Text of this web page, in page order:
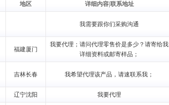
务等各项专业培训。
、礼品等。
持
地区 详细内容|联系地址
我需要跟你们采购沟通
福建厦门
我要代理；请问代理零售价是多少？请寄给我
详细资料或邮寄样品；
吉林长春 我希望代理该产品，请速联系我；
辽宁沈阳 我要代理